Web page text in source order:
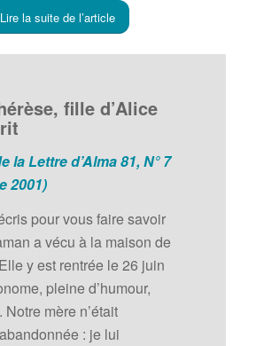
Lire la suite de l’article
fille d’Alice
la Lettre d’Alma 81, N° 7
2001)
pour vous faire savoir
a vécu à la maison de
y est rentrée le 26 juin
pleine d’humour,
mère n’était
: je lui